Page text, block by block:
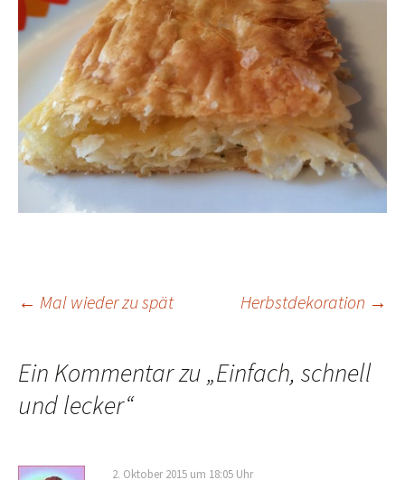
Beitragsnavigation
← Mal wieder zu spät Herbstdekoration →
Ein Kommentar zu „Einfach, schnell
und lecker“
2. Oktober 2015 um 18:05 Uhr